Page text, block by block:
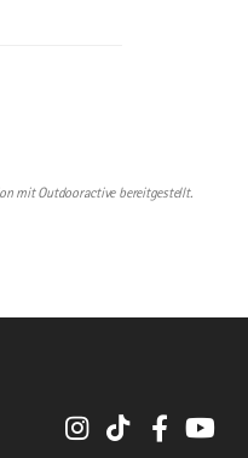
mit Outdooractive bereitgestellt.
InstagramTikTok